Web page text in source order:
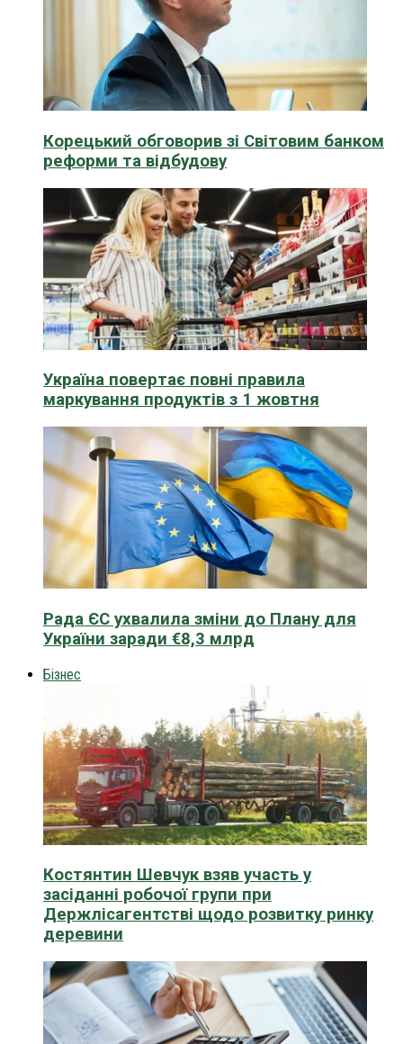
Корецький обговорив зі Світовим банком
реформи та відбудову
Україна повертає повні правила
маркування продуктів з 1 жовтня
Рада ЄС ухвалила зміни до Плану для
України заради €8,3 млрд
Бізнес
Костянтин Шевчук взяв участь у
засіданні робочої групи при
Держлісагентстві щодо розвитку ринку
деревини